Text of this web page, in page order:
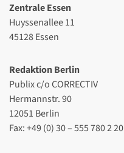
Zentrale Essen
Huyssenallee 11
45128 Essen
Redaktion Berlin
Publix c/o CORRECTIV
Hermannstr. 90
12051 Berlin
Fax: +49 (0) 30 – 555 780 2 20